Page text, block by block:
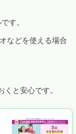
す。
などを使える場合
と安心です。